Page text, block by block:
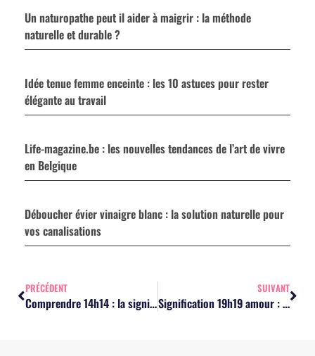
Un naturopathe peut il aider à maigrir : la méthode
naturelle et durable ?
Idée tenue femme enceinte : les 10 astuces pour rester
élégante au travail
Life-magazine.be : les nouvelles tendances de l’art de vivre
en Belgique
Déboucher évier vinaigre blanc : la solution naturelle pour
vos canalisations
PRÉCÉDENT
Comprendre 14h14 : la signification pour les femmes, que faire ?
SUIVANT
Signification 19h19 amour : la preuve qu’il pense à vous ?